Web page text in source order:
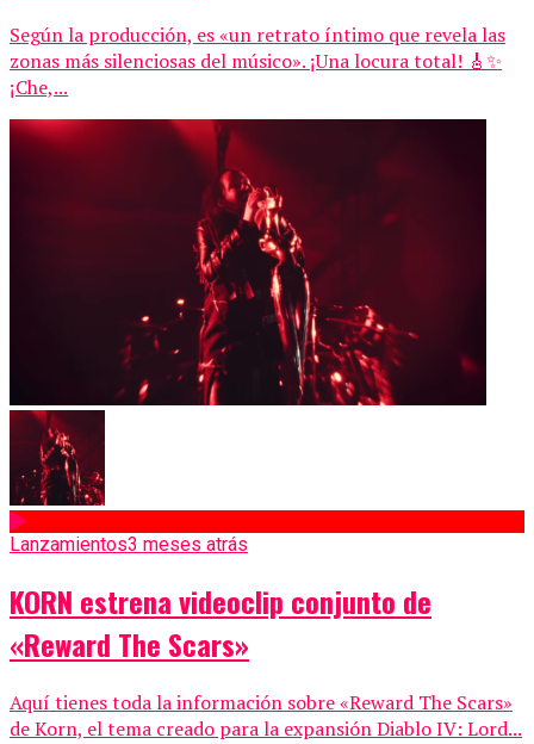
Según la producción, es «un retrato íntimo que revela las
zonas más silenciosas del músico». ¡Una locura total! 🎸✨
¡Che,...
Lanzamientos3 meses atrás
KORN estrena videoclip conjunto de
«Reward The Scars»
Aquí tienes toda la información sobre «Reward The Scars»
de Korn, el tema creado para la expansión Diablo IV: Lord...